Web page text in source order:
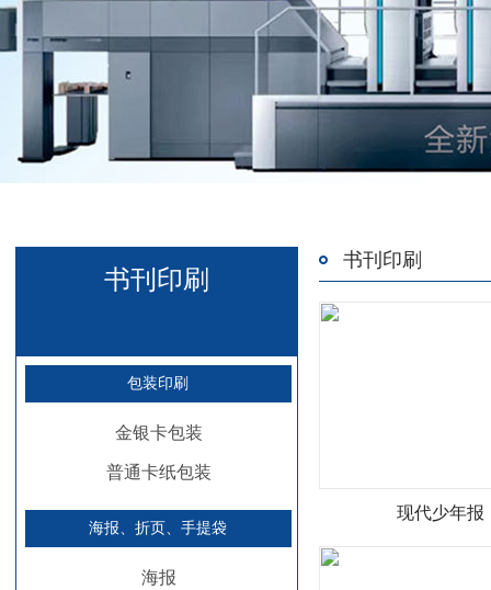
书刊印刷
包装印刷
金银卡包装
普通卡纸包装
海报、折页、手提袋
海报
书刊印刷
现代少年报